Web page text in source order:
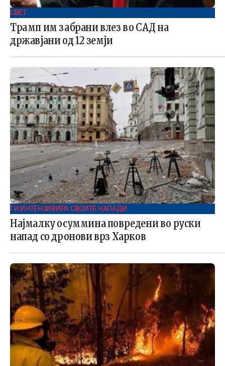
СВЕТ .
Трамп им забрани влез во САД на
државјани од 12 земји
ГИ ИНТЕНЗИВИРА СВОИТЕ НАПАДИ
Најмалку осуммина повредени во руски
напад со дронови врз Харков